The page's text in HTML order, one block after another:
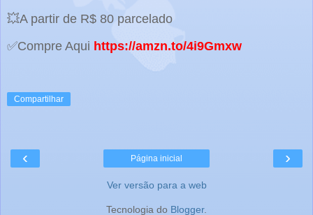
💥A partir de R$ 80 parcelado
✅Compre Aqui https://amzn.to/4i9Gmxw
Compartilhar
‹ ›
Página inicial
Ver versão para a web
Tecnologia do Blogger.